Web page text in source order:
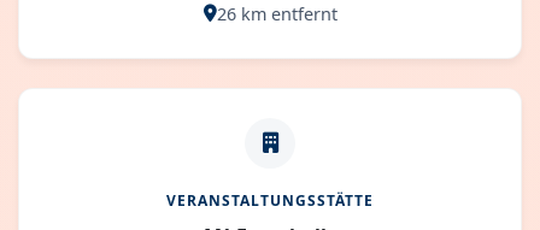
26 km entfernt
VERANSTALTUNGSSTÄTTE